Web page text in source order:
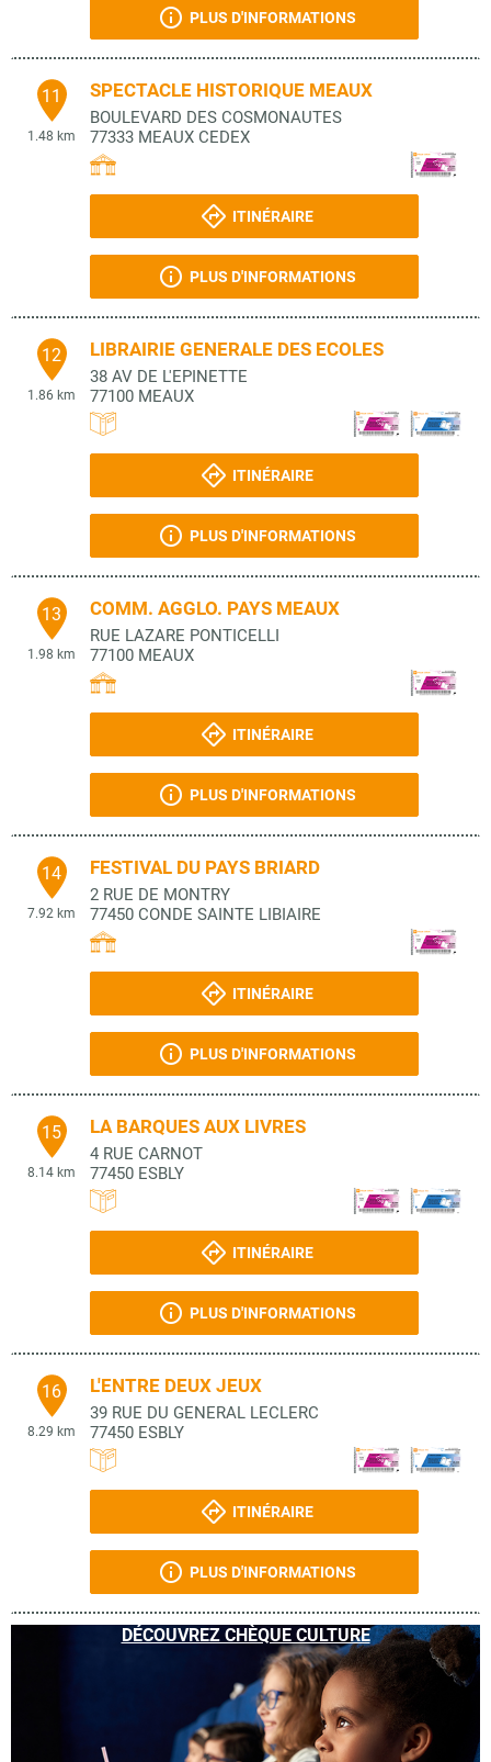
PLUS D'INFORMATIONS
11
1.48 km
SPECTACLE HISTORIQUE MEAUX
BOULEVARD DES COSMONAUTES
77333 MEAUX CEDEX
ITINÉRAIRE
PLUS D'INFORMATIONS
12
1.86 km
LIBRAIRIE GENERALE DES ECOLES
38 AV DE L'EPINETTE
77100 MEAUX
ITINÉRAIRE
PLUS D'INFORMATIONS
13
1.98 km
COMM. AGGLO. PAYS MEAUX
RUE LAZARE PONTICELLI
77100 MEAUX
ITINÉRAIRE
PLUS D'INFORMATIONS
14
7.92 km
FESTIVAL DU PAYS BRIARD
2 RUE DE MONTRY
77450 CONDE SAINTE LIBIAIRE
ITINÉRAIRE
PLUS D'INFORMATIONS
15
8.14 km
LA BARQUES AUX LIVRES
4 RUE CARNOT
77450 ESBLY
ITINÉRAIRE
PLUS D'INFORMATIONS
16
8.29 km
L'ENTRE DEUX JEUX
39 RUE DU GENERAL LECLERC
77450 ESBLY
ITINÉRAIRE
PLUS D'INFORMATIONS
DÉCOUVREZ CHÈQUE CULTURE